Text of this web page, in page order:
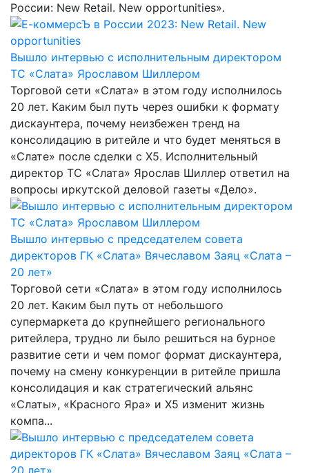
России: New Retail. New opportunities».
Вышло интервью с исполнительным директором
ТС «Слата» Ярославом Шиллером
Торговой сети «Слата» в этом году исполнилось
20 лет. Каким был путь через ошибки к формату
дискаунтера, почему неизбежен тренд на
консолидацию в ритейле и что будет меняться в
«Слате» после сделки с X5. Исполнительный
директор ТС «Слата» Ярослав Шиллер ответил на
вопросы иркутской деловой газеты «Дело».
Вышло интервью с председателем совета
директоров ГК «Слата» Вячеславом Заяц «Слата –
20 лет»
Торговой сети «Слата» в этом году исполнилось
20 лет. Каким был путь от небольшого
супермаркета до крупнейшего регионального
ритейлера, трудно ли было решиться на бурное
развитие сети и чем помог формат дискаунтера,
почему на смену конкуренции в ритейле пришла
консолидация и как стратегический альянс
«Слаты», «Красного Яра» и Х5 изменит жизнь
компа...